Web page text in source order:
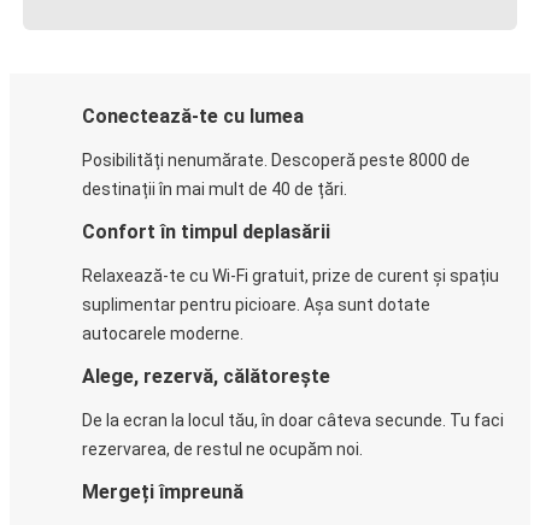
Conectează-te cu lumea
Posibilități nenumărate. Descoperă peste 8000 de
destinații în mai mult de 40 de țări.
Confort în timpul deplasării
Relaxează-te cu Wi-Fi gratuit, prize de curent și spațiu
suplimentar pentru picioare. Așa sunt dotate
autocarele moderne.
Alege, rezervă, călătorește
De la ecran la locul tău, în doar câteva secunde. Tu faci
rezervarea, de restul ne ocupăm noi.
Mergeți împreună